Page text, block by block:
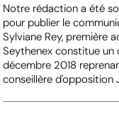
Notre rédaction a été
pour publier le
Sylviane Rey, première
Seythenex constitue un
décembre 2018
conseillère d'opposition